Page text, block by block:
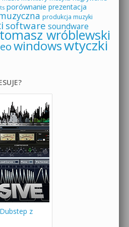
porównanie prezentacja
produkcja muzyki
software soundware
tomasz wróblewski
windowswtyczki
z